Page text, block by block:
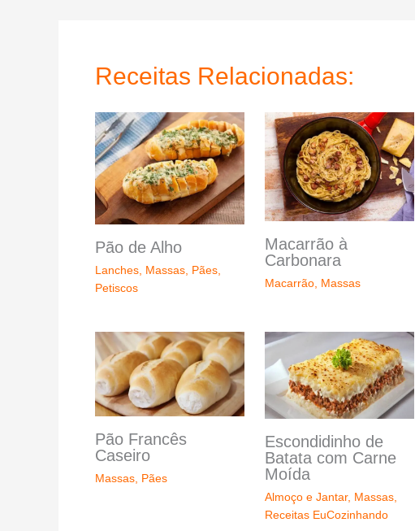
Receitas Relacionadas:
Pão de Alho
Lanches Massas Pães
Petiscos
Macarrão à
Carbonara
Macarrão, Massas
Pão Francês
Caseiro
Massas Pães
Escondidinho de
Batata com Carne
Moída
Almoço e Jantar, Massas,
Receitas EuCozinhando